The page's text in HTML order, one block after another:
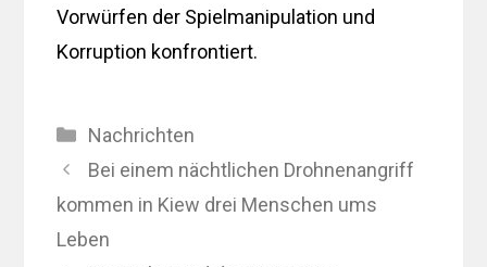
Vorwürfen der Spielmanipulation und
Korruption konfrontiert.
Kategorien
Nachrichten
Bei einem nächtlichen Drohnenangriff
kommen in Kiew drei Menschen ums
Leben